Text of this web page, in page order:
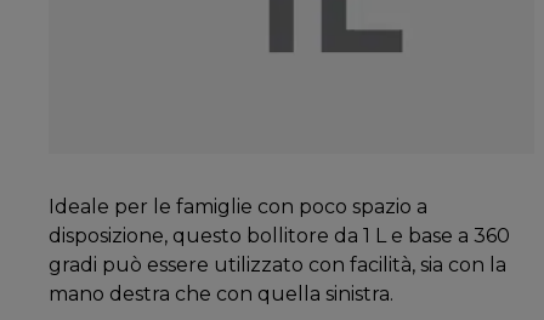
Ideale per le famiglie con poco spazio a
disposizione, questo bollitore da 1 L e base a 360
gradi può essere utilizzato con facilità, sia con la
mano destra che con quella sinistra.